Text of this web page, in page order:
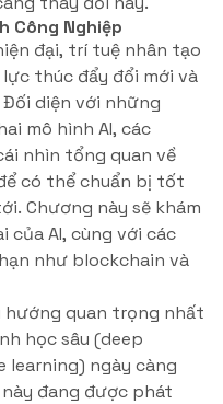
Công Nghiệp
đại, trí tuệ nhân tạo
thúc đẩy đổi mới và
diện với những
mô hình AI, các
nhìn tổng quan về
có thể chuẩn bị tốt
Chương này sẽ khám
AI, cùng với các
như blockchain và
quan trọng nhất
học sâu (deep
learning) ngày càng
đang được phát